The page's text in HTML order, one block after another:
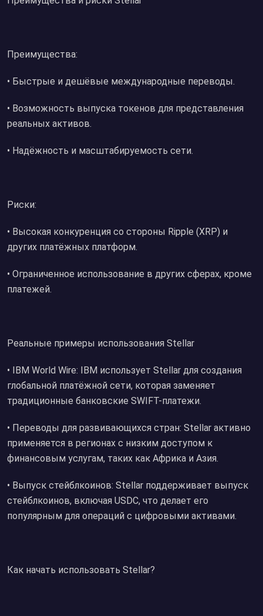
Преимущества:
• Быстрые и дешёвые международные переводы.
• Возможность выпуска токенов для представления
реальных активов.
• Надёжность и масштабируемость сети.
Риски:
• Высокая конкуренция со стороны Ripple (XRP) и
других платёжных платформ.
• Ограниченное использование в других сферах, кроме
платежей.
Реальные примеры использования Stellar
• IBM World Wire: IBM использует Stellar для создания
глобальной платёжной сети, которая заменяет
традиционные банковские SWIFT-платежи.
• Переводы для развивающихся стран: Stellar активно
применяется в регионах с низким доступом к
финансовым услугам, таких как Африка и Азия.
• Выпуск стейблкоинов: Stellar поддерживает выпуск
стейблкоинов, включая USDC, что делает его
популярным для операций с цифровыми активами.
Как начать использовать Stellar?